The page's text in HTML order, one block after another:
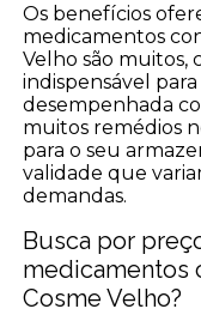
Os benefícios
medicamentos
Velho são muitos,
indispensável
desempenhada
muitos remédios
para o seu
validade que
demandas.
Busca por
medicamentos
Cosme Velho?